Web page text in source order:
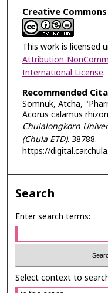
Creative
This work is licensed
Attribution-
International License.
Recommended
Somnuk, Atcha,
Acorus calamus
Chulalongkorn
(Chula ETD). 38788.
https://
Search
Enter search terms:
Select context to